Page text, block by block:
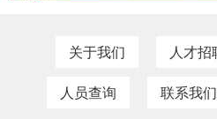
关于我们 人才招
人员查询
联系我们